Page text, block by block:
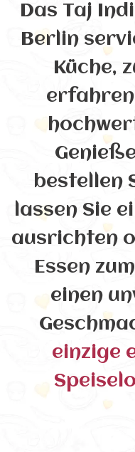
Das Taj
Berlin
Küche,
bestellen
lassen Sie
ausrichten
Essen
einen
einzige